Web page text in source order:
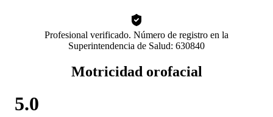
Profesional verificado. Número de registro en la
Superintendencia de Salud: 630840
Motricidad orofacial
5.0